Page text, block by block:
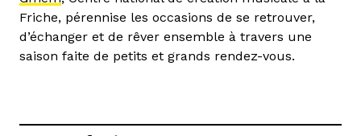
Friche, pérennise les occasions de se retrouver,
d’échanger et de rêver ensemble à travers une
saison faite de petits et grands rendez-vous.